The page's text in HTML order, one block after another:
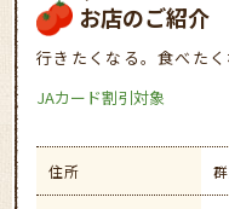
お店のご紹介
行きたくなる。食べた
JAカード割引対象
住所